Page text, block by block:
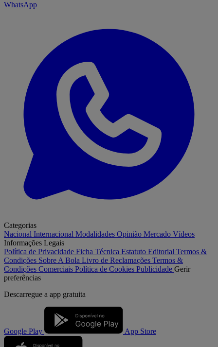
WhatsApp
Categorias
Nacional Internacional Modalidades Opinião Mercado Vídeos
Informações Legais
Política de Privacidade Ficha Técnica Estatuto Editorial Termos &
Condições Sobre A Bola Livro de Reclamações Termos &
Condições Comerciais Política de Cookies Publicidade Gerir
preferências
Descarregue a app gratuita
Google Play App Store